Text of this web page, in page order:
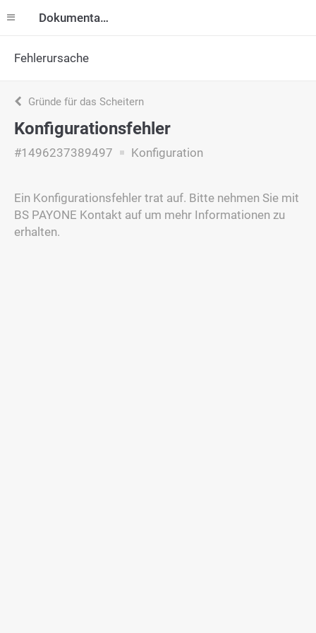
Dokumentation
Fehlerursache
Gründe für das Scheitern
Konfigurationsfehler
#1496237389497 Konfiguration
Ein Konfigurationsfehler trat auf. Bitte nehmen Sie mit
BS PAYONE Kontakt auf um mehr Informationen zu
erhalten.